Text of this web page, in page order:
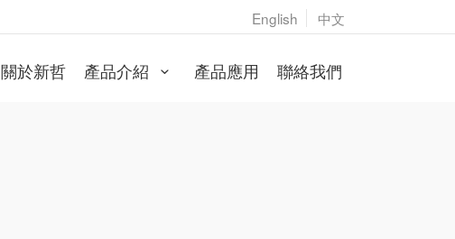
English 中文
關於新哲 產品介紹 產品應用 聯絡我們